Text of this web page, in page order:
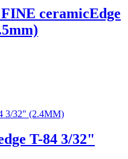
ceramicEdge
T-84 3/32"